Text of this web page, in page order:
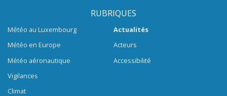
RUBRIQUES
Météo au Luxembourg
Météo en Europe
Météo aéronautique
Vigilances
Climat
Actualités
Acteurs
Accessibilité